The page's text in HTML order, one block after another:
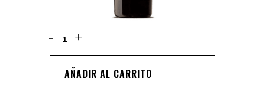
ALJIBES
CABERNET
AÑADIR AL CARRITO